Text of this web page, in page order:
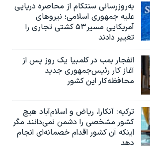
به‌روزرسانی سنتکام از محاصره دریایی
علیه جمهوری اسلامی؛ نیروهای
آمریکایی مسیر۵۳ کشتی تجاری را
تغییر دادند
انفجار بمب‌‌ در کلمبیا یک روز پس از
آغاز کار رئیس‌جمهوری جدید
محافظه‌کار این کشور
ترکیه: آنکارا، ریاض و اسلام‌آباد هیچ
کشور مشخصی را دشمن نمی‌دانند مگر
اینکه آن کشور اقدام خصمانه‌ای انجام
دهد